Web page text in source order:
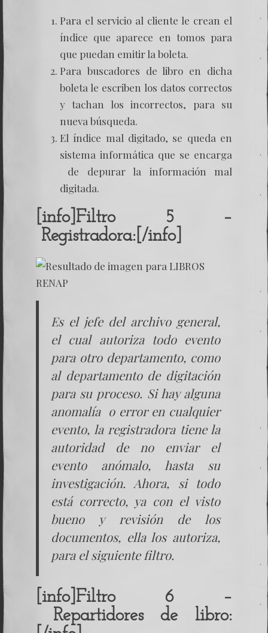
Para el servicio al cliente le crean el
índice que aparece en tomos para
que puedan emitir la boleta.
Para buscadores de libro en dicha
boleta le escriben los datos correctos
y tachan los incorrectos, para su
nueva búsqueda.
El índice mal digitado, se queda en
sistema informática que se encarga
de depurar la información mal
digitada.
[info]Filtro 5 –
Registradora:[/info]
Es el jefe del archivo general,
el cual autoriza todo evento
para otro departamento, como
al departamento de digitación
para su proceso. Si hay alguna
anomalía o error en cualquier
evento, la registradora tiene la
autoridad de no enviar el
evento anómalo, hasta su
investigación. Ahora, si todo
está correcto, ya con el visto
bueno y revisión de los
documentos, ella los autoriza,
para el siguiente filtro.
[info]Filtro 6 –
Repartidores de libro: